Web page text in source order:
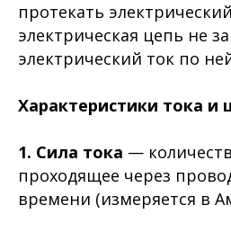
протекать
электрическая цепь не
электрический ток по
Характеристики тока и
1. Сила тока —
проходящее через
времени (измеряется в